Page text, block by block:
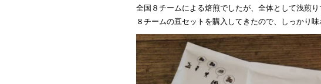
全国８チームによる焙煎でしたが、全体として浅煎
８チームの豆セットを購入してきたので、しっかり味